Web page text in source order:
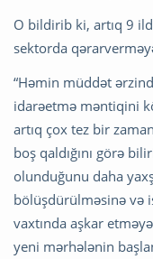
O bildirib ki, artıq 9
sektorda
“Həmin müddət
idarəetmə məntiqini
artıq çox tez bir
boş qaldığını görə
olunduğunu daha
bölüşdürülməsinə və
vaxtında aşkar
yeni mərhələnin